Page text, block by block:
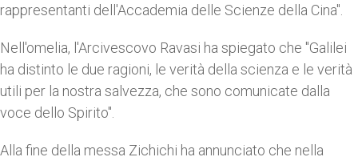
rappresentanti dell'Accademia delle Scienze della Cina".
Nell'omelia, l'Arcivescovo Ravasi ha spiegato che "Galilei
ha distinto le due ragioni, le verità della scienza e le verità
utili per la nostra salvezza, che sono comunicate dalla
voce dello Spirito".
Alla fine della messa Zichichi ha annunciato che nella